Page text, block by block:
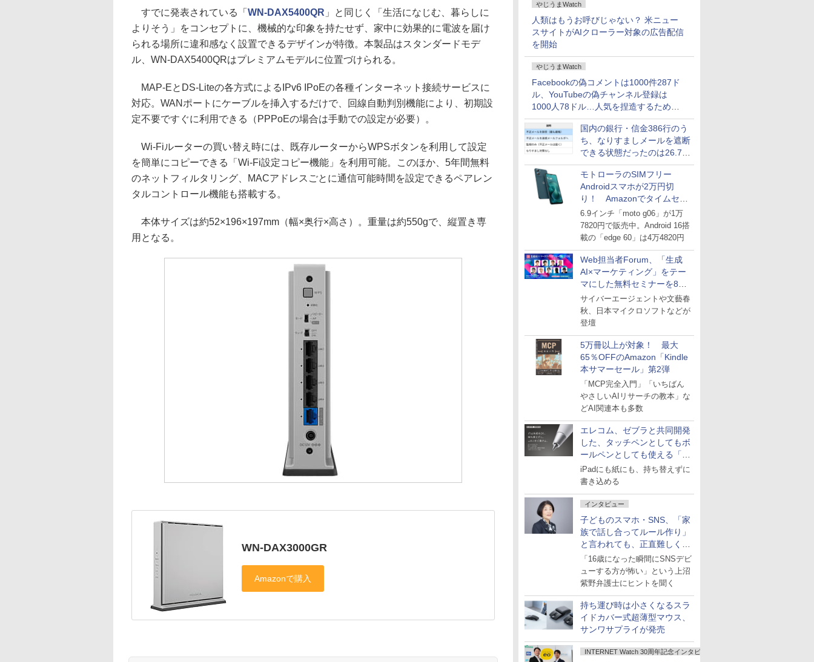
どいい【ぼっち・ざ・ろー
ど！その14】
やじうまWatch
人類はもうお呼びじゃない？ 米ニュー
スサイトがAIクローラー対象の広告配信
を開始
やじうまWatch
Facebookの偽コメントは1000件287ド
ル、YouTubeの偽チャンネル登録は
1000人78ドル…人気を捏造するための
価格リストが公開中
国内の銀行・信金386行のう
ち、なりすましメールを遮断
できる状態だったのは26.7％
にとどまる～GMOブランド
セキュリティ調査
モトローラのSIMフリー
Androidスマホが2万円切
り！ Amazonでタイムセー
ル
6.9インチ「moto g06」が1万
7820円で販売中。Android 16搭
載の「edge 60」は4万4820円
Web担当者Forum、「生成
AI×マーケティング」をテー
マにした無料セミナーを8月
27日にオンライン開催
サイバーエージェントや文藝春
秋、日本マイクロソフトなどが
登壇
5万冊以上が対象！ 最大
65％OFFのAmazon「Kindle
本サマーセール」第2弾
「MCP完全入門」「いちばん
やさしいAIリサーチの教本」な
どAI関連本も多数
エレコム、ゼブラと共同開発
した、タッチペンとしてもボ
ールペンとしても使える「ス
タイラスツーウェイ」発売
iPadにも紙にも、持ち替えずに
書き込める
インタビュー
子どものスマホ・SNS、「家
族で話し合ってルール作り」
と言われても、正直難しくな
いですか？
「16歳になった瞬間にSNSデビ
ューする方が怖い」という上沼
紫野弁護士にヒントを聞く
持ち運び時は小さくなるスラ
イドカバー式超薄型マウス、
サンワサプライが発売
INTERNET Watch 30周年記念インタビュー
すでに発表されている「 WN-DAX5400QR 」と同じく「生活になじむ、暮らしに
よりそう」をコンセプトに、機械的な印象を持たせず、家中に効果的に電波を届け
られる場所に違和感なく設置できるデザインが特徴。本製品はスタンダードモデ
ル、WN-DAX5400QRはプレミアムモデルに位置づけられる。
MAP-EとDS-Liteの各方式によるIPv6 IPoEの各種インターネット接続サービスに
対応。WANポートにケーブルを挿入するだけで、回線自動判別機能により、初期設
定不要ですぐに利用できる（PPPoEの場合は手動での設定が必要）。
Wi-Fiルーターの買い替え時には、既存ルーターからWPSボタンを利用して設定
を簡単にコピーできる「Wi-Fi設定コピー機能」を利用可能。このほか、5年間無料
のネットフィルタリング、MACアドレスごとに通信可能時間を設定できるペアレン
タルコントロール機能も搭載する。
本体サイズは約52×196×197mm（幅×奥行×高さ）。重量は約550gで、縦置き専
用となる。
WN-DAX3000GR